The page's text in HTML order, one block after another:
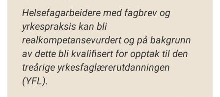
Helsefagarbeidere med fagbrev og
yrkespraksis kan bli
realkompetansevurdert og på bakgrunn
av dette bli kvalifisert for opptak til den
treårige yrkesfaglærerutdanningen
(YFL).